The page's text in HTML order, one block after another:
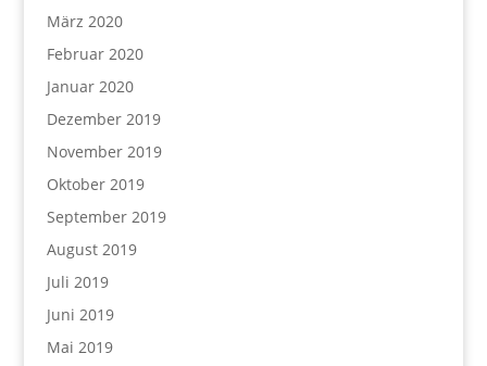
März 2020
Februar 2020
Januar 2020
Dezember 2019
November 2019
Oktober 2019
September 2019
August 2019
Juli 2019
Juni 2019
Mai 2019